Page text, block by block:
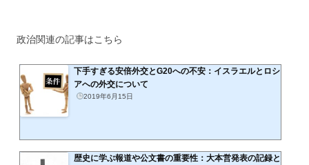
政治関連の記事はこちら
下手すぎる安倍外交とG20への不安：イスラエルとロシ
アへの外交について
2019年6月15日
歴史に学ぶ報道や公文書の重要性：大本営発表の記録と